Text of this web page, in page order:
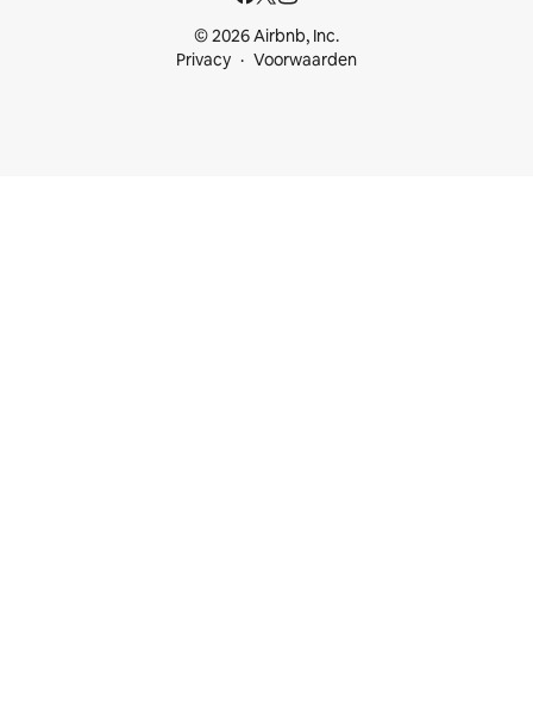
© 2026 Airbnb, Inc.
Privacy
Voorwaarden